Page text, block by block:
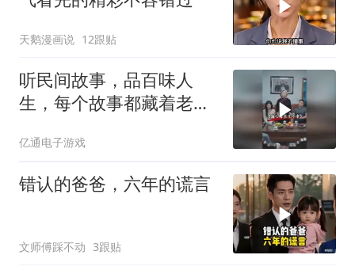
天鹅漫画说 12跟贴
听民间故事，品百味人
生，每个故事都藏着老祖
亿通电子游戏
错认的爸爸，六年的谎言
文师傅踩不动 3跟贴